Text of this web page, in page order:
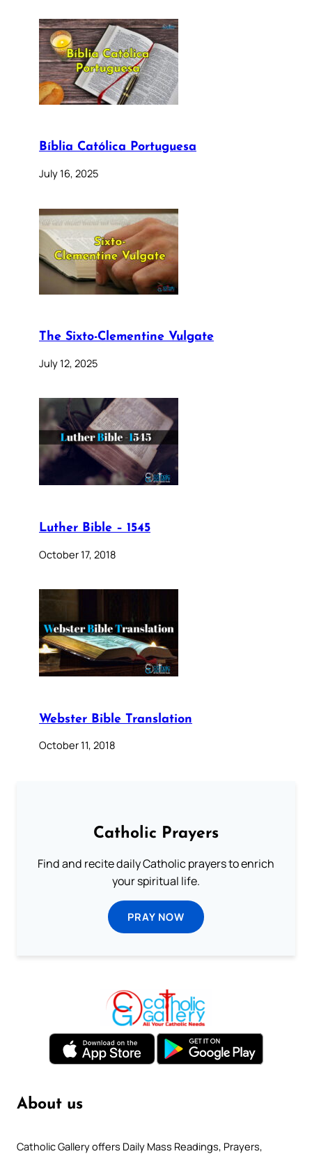
Bíblia Católica Portuguesa
July 16, 2025
The Sixto-Clementine Vulgate
July 12, 2025
Luther Bible – 1545
October 17, 2018
Webster Bible Translation
October 11, 2018
Catholic Prayers
Find and recite daily Catholic prayers to enrich
your spiritual life.
PRAY NOW
About us
Catholic Gallery offers Daily Mass Readings, Prayers,